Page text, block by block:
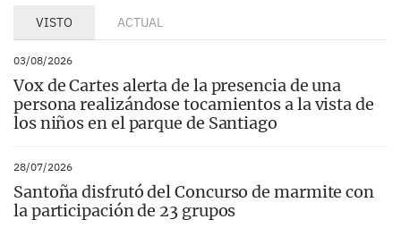
VISTO ACTUAL
03/08/2026
Vox de Cartes alerta de la presencia de una
persona realizándose tocamientos a la vista de
los niños en el parque de Santiago
28/07/2026
Santoña disfrutó del Concurso de marmite con
la participación de 23 grupos